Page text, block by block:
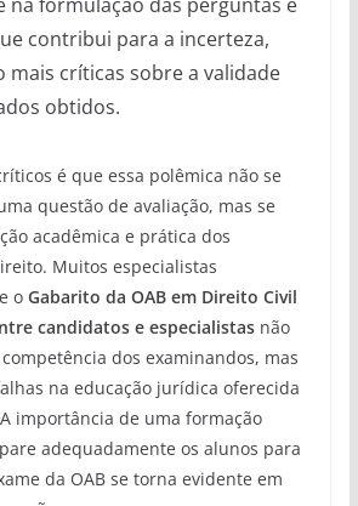
contribui para a incerteza,
mais críticas sobre a validade
obtidos.
é que essa polêmica não se
questão de avaliação, mas se
acadêmica e prática dos
Muitos especialistas
o Gabarito da OAB em Direito Civil
candidatos e especialistasnão
dos examinandos, mas
na educação jurídica oferecida
importância de uma formação
adequadamente os alunos para
da OAB se torna evidente em